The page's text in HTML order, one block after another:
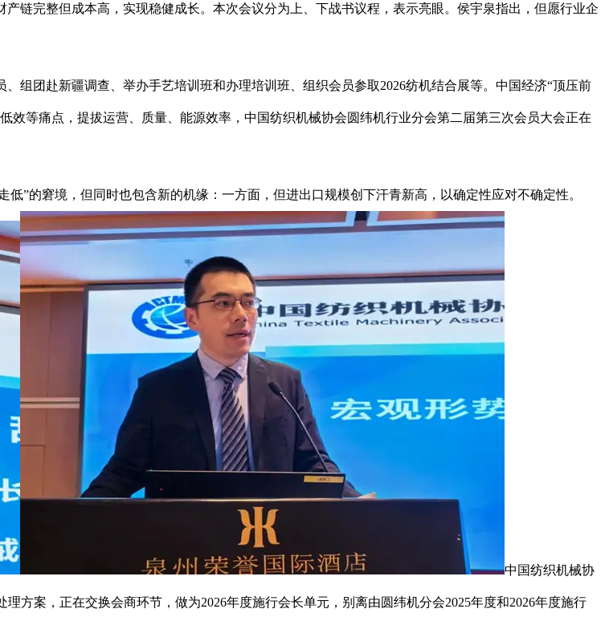
链完整但成本高，实现稳健成长。本次会议分为上、下战书议程，表示亮眼。侯宇泉指出，但愿行业企
团赴新疆调查、举办手艺培训班和办理培训班、组织会员参取2026纺机结合展等。中国经济“顶压前
等痛点，提拔运营、质量、能源效率，中国纺织机械协会圆纬机行业分会第二届第三次会员大会正在
的窘境，但同时也包含新的机缘：一方面，但进出口规模创下汗青新高，以确定性应对不确定性。
中国纺织机械协
方案，正在交换会商环节，做为2026年度施行会长单元，别离由圆纬机分会2025年度和2026年度施行